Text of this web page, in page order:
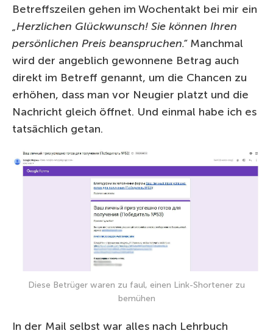
Betreffszeilen gehen im Wochentakt bei mir ein
„Herzlichen Glückwunsch! Sie können Ihren
persönlichen Preis beanspruchen.“Manchmal
wird der angeblich gewonnene Betrag auch
direkt im Betreff genannt, um die Chancen zu
erhöhen, dass man vor Neugier platzt und die
Nachricht gleich öffnet. Und einmal habe ich es
tatsächlich getan.
Diese Betrüger waren zu faul, einen Link-Shortener zu
bemühen
In der Mail selbst war alles nach Lehrbuch